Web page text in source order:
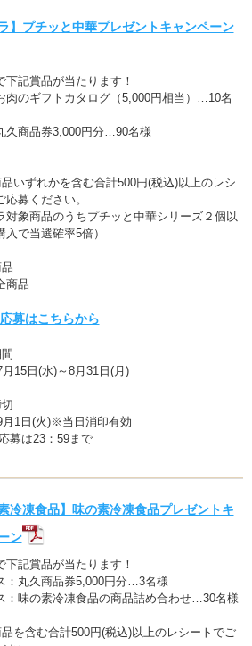
ラ】プチッと中華プレゼントキャンペーン
記賞品が当たります！
肉のギフトカタログ（5,000円相当）…10名
久商品券3,000円分…90名様
いずれかを含む合計500円(税込)以上のレシ
応募ください。
対象商品のうちプチッと中華シリーズ２個以
入で当選確率5倍）
商品
募はこちらから
15日(水)～8月31日(月)
月1日(火)※当日消印有効
募は23：59まで
素冷凍食品】味の素冷凍食品プレゼントキ
ン
記賞品が当たります！
：丸久商品券5,000円分…3名様
：味の素冷凍食品の商品詰め合わせ…30名様
を含む合計500円(税込)以上のレシートでご